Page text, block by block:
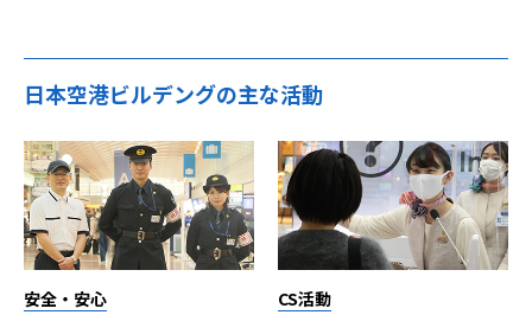
日本空港ビルデングの主な活動
安全・安心 CS活動